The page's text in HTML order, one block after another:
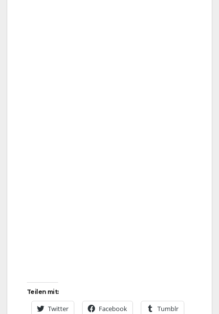
Teilen mit:
Twitter Facebook Tumblr